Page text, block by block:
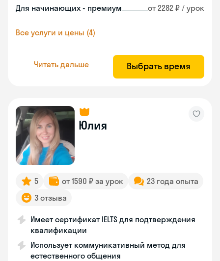
Для начинающих - премиум от 2282 ₽ / урок
Все услуги и цены (4)
Читать дальше Выбрать время
Юлия
5 от 1590 ₽ за урок
23 года опыта
3 отзыва
Имеет сертификат IELTS для подтверждения
квалификации
Использует коммуникативный метод для
естественного общения